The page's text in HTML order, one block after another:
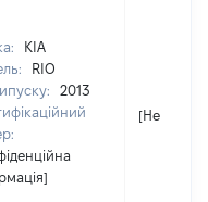
KIA
RIO
2013
[Не